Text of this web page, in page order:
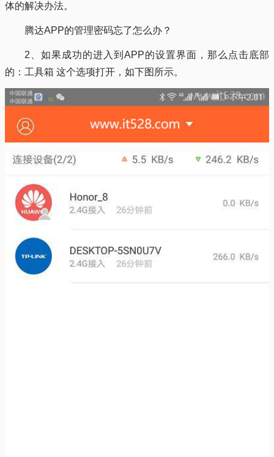
体的解决办法。
腾达APP的管理密码忘了怎么办？
2、如果成功的进入到APP的设置界面，那么点击底部
的：工具箱 这个选项打开，如下图所示。